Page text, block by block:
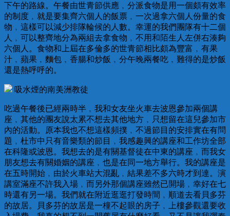
下午的路線。午餐由世青節供應﹐分派食物是用一個頗有效率
的制度﹐就是要集齊六個人的飯票﹐一次過拿六個人份量的食
物﹐這樣可以減少排隊輪候的人數。幸運的我們團隊有十二個
人﹐可以整齊地分為兩組去拿食物﹐不用和陌生人左併右湊夠
六個人。食物和上屆在多倫多的世青節相比頗為豐富﹐有果
汁﹐蘋果﹐麵包﹐香腸和炒飯﹐分午晚兩餐吃﹐難得的是炒飯
還是熱呼呼的。
吸水煙的南美洲教徒
吃過午餐後已經兩時半﹐我和女友坐火車去波恩參加兩個講
座﹐其他的團友說太累不想去其他地方﹐只想留在這兒參加市
內的活動。原本我也不想這樣頻撲﹐不過節目的安排實在有問
題﹐杜市中只有音樂類的節目﹐我感趣興的講座和工作坊全部
在科隆或波恩。我想去的是有關基督徒在中東的講座﹐而我女
朋友想去有關婚姻的講座﹐也是在同一地方舉行。我的講座是
在五時開始﹐由於火車站大混亂﹐結果差不多六時才到達。演
講室滿座不許我入場﹐而另外那個講座雖然已開場﹐幸好在七
時還有另一場。我們就在附近逛逛打發時間﹐順道去看貝多芬
的故居。貝多芬的故居是一橦不起眼的房子﹐上樓參觀還要收